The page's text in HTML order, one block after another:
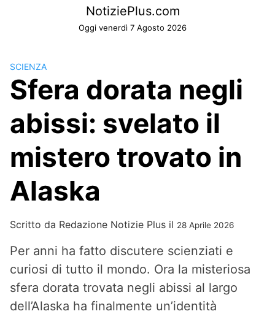
NotiziePlus.com
Oggi venerdì 7 Agosto 2026
SCIENZA
Sfera dorata negli
abissi: svelato il
mistero trovato in
Alaska
Scritto da Redazione Notizie Plus il 28 Aprile 2026
Per anni ha fatto discutere scienziati e
curiosi di tutto il mondo. Ora la misteriosa
sfera dorata trovata negli abissi al largo
dell’Alaska ha finalmente un’identità